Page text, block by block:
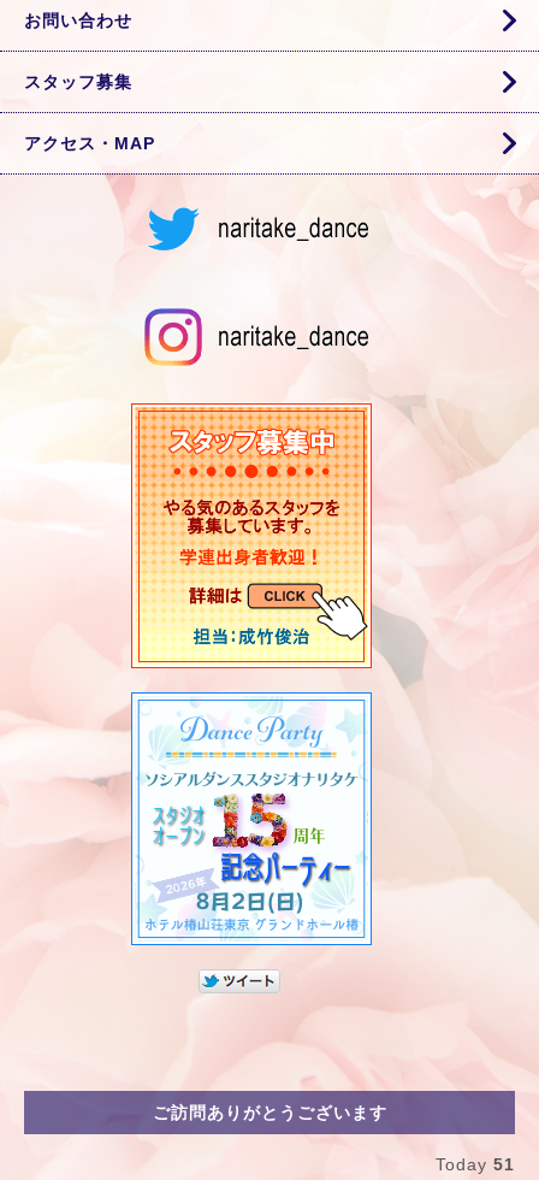
お問い合わせ
スタッフ募集
アクセス・MAP
ご訪問ありがとうございます
Today 51